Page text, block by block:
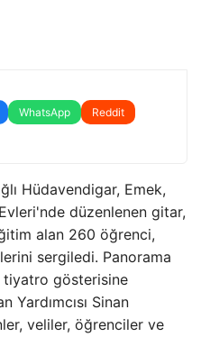
WhatsApp
Reddit
Hüdavendigar, Emek,
düzenlenen gitar,
alan 260 öğrenci,
sergiledi. Panorama
tiyatro gösterisine
Yardımcısı Sinan
veliler, öğrenciler ve